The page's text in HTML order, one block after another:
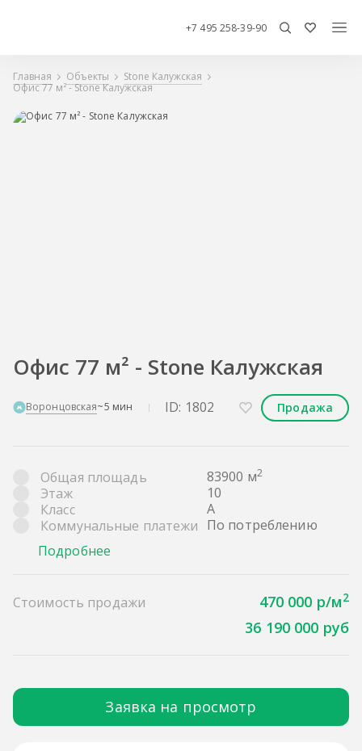
+7 495 258-39-90
Главная Объекты
Stone Калужская
Офис 77 м² - Stone Калужская
Офис 77 м² - Stone Калужская
Воронцовская~5 мин ID: 1802 Продажа
Общая площадь 83900 м2
Этаж
10
Класс
A
Коммунальные платежи По потреблению
Подробнее
Стоимость продажи 470 000 р/м2
36 190 000 руб
Заявка на просмотр